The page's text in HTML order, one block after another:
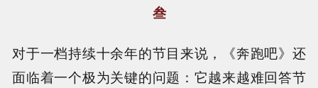
叁
对于一档持续十余年的节目来说，《奔跑吧》还
面临着一个极为关键的问题：它越来越难回答节